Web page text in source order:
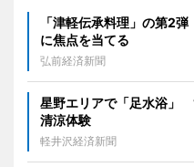
「津軽伝承料理」の第2
に焦点を当てる
弘前経済新聞
星野エリアで「足水浴」
清涼体験
軽井沢経済新聞